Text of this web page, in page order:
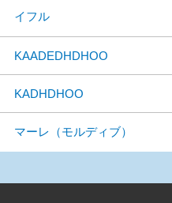
イフル
KAADEDHDHOO
KADHDHOO
マーレ（モルディブ）